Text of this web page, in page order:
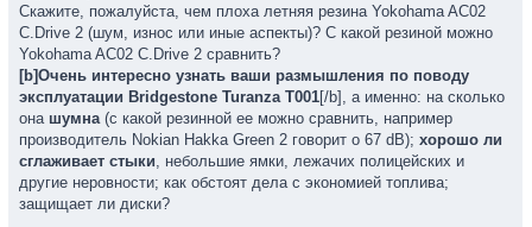
Скажите, пожалуйста, чем плоха летняя резина Yokohama AC02
C.Drive 2 (шум, износ или иные аспекты)? С какой резиной можно
Yokohama AC02 C.Drive 2 сравнить?
[b]Очень интересно узнать ваши размышления по поводу
эксплуатации Bridgestone Turanza T001[/b], а именно: на сколько
она шумна(с какой резинной ее можно сравнить, например
производитель Nokian Hakka Green 2 говорит о 67 dB); хорошо ли
сглаживает стыки, небольшие ямки, лежачих полицейских и
другие неровности; как обстоят дела с экономией топлива;
защищает ли диски?